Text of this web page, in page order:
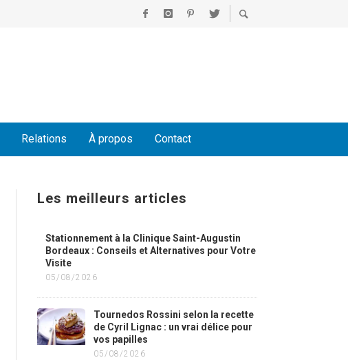
Relations À propos Contact
Les meilleurs articles
Stationnement à la Clinique Saint-Augustin
Bordeaux : Conseils et Alternatives pour Votre
Visite
05/08/2026
Tournedos Rossini selon la recette
de Cyril Lignac : un vrai délice pour
vos papilles
05/08/2026